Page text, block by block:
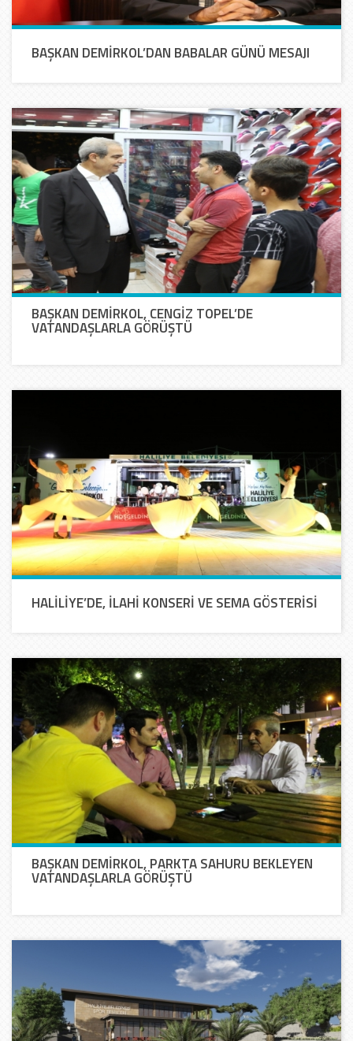
BAŞKAN DEMİRKOL’DAN BABALAR GÜNÜ MESAJI
BAŞKAN DEMİRKOL, CENGİZ TOPEL’DE
VATANDAŞLARLA GÖRÜŞTÜ
HALİLİYE’DE, İLAHİ KONSERİ VE SEMA GÖSTERİSİ
BAŞKAN DEMİRKOL, PARKTA SAHURU BEKLEYEN
VATANDAŞLARLA GÖRÜŞTÜ